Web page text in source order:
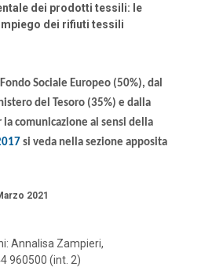
dei prodotti tessili: le
dei rifiuti tessili
Sociale Europeo (50%), dal
del Tesoro (35%) e dalla
la comunicazione ai sensi della
si veda nella sezione apposita
2021
Annalisa Zampieri,
960500 (int. 2)